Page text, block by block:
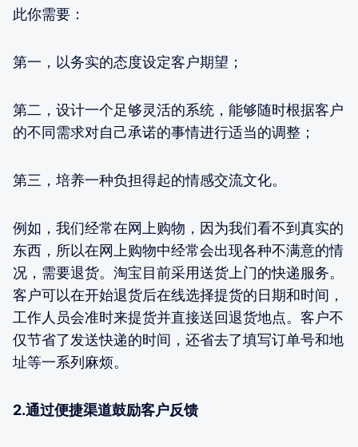
此你需要：
第一，以务实的态度设定客户期望；
第二，设计一个足够灵活的系统，能够随时根据客户
的不同需求对自己承诺的事情进行适当的调整；
第三，培养一种负担得起的情感交流文化。
例如，我们经常在网上购物，因为我们看不到真实的
东西，所以在网上购物中经常会出现各种不满意的情
况，需要退货。淘宝目前采用送货上门的快递服务。
客户可以在开始退货后在线选择提货的日期和时间，
工作人员会准时来提货并直接送回退货地点。客户不
仅节省了发送快递的时间，还省去了填写订单号和地
址等一系列麻烦。
2.通过便捷渠道鼓励客户反馈